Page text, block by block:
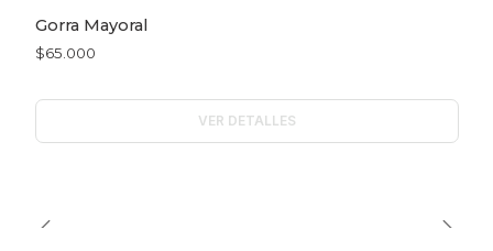
Agotado
Gorra Mayoral
$65.000
VER DETALLES